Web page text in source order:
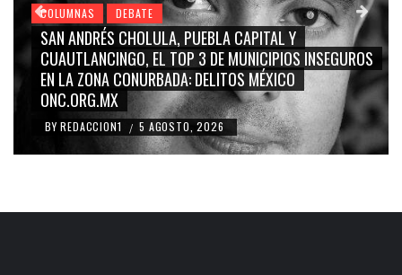
INSEGUROS
COLUMNAS DEBATE
GRACE PALOMARES, NAY SALVATORI, SERGIO
CARMEN SALINAS “LA CORCHOLATA”,
BLANCO, SILVIA PINAL: LA TRIVIALIZACIÓN Y
RIDICULIZACIÓN DE LA REPRESENTACIÓN
BY REDACCION1 / 4 AGOSTO, 2026